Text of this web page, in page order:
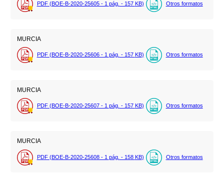
PDF (BOE-B-2020-25605 - 1 pág. - 157 KB) Otros formatos
MURCIA
PDF (BOE-B-2020-25606 - 1 pág. - 157 KB) Otros formatos
MURCIA
PDF (BOE-B-2020-25607 - 1 pág. - 157 KB) Otros formatos
MURCIA
PDF (BOE-B-2020-25608 - 1 pág. - 158 KB) Otros formatos